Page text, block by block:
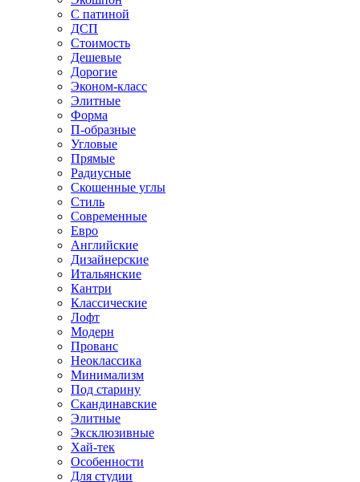
С патиной
ДСП
Стоимость
Дешевые
Дорогие
Эконом-класс
Элитные
Форма
П-образные
Угловые
Прямые
Радиусные
Скошенные углы
Стиль
Современные
Евро
Английские
Дизайнерские
Итальянские
Кантри
Классические
Лофт
Модерн
Прованс
Неоклассика
Минимализм
Под старину
Скандинавские
Элитные
Эксклюзивные
Хай-тек
Особенности
Для студии